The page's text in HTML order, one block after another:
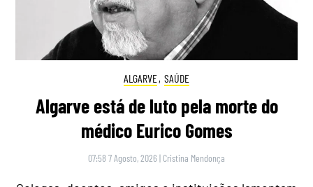
ALGARVE, SAÚDE
Algarve está de luto pela morte do
médico Eurico Gomes
07:58 7 Agosto, 2026 | Cristina Mendonça